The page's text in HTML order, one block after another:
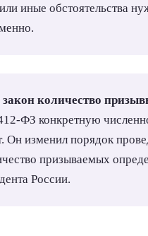
иные обстоятельства
количество
ФЗ конкретную
Он изменил порядок
призываемых
России.